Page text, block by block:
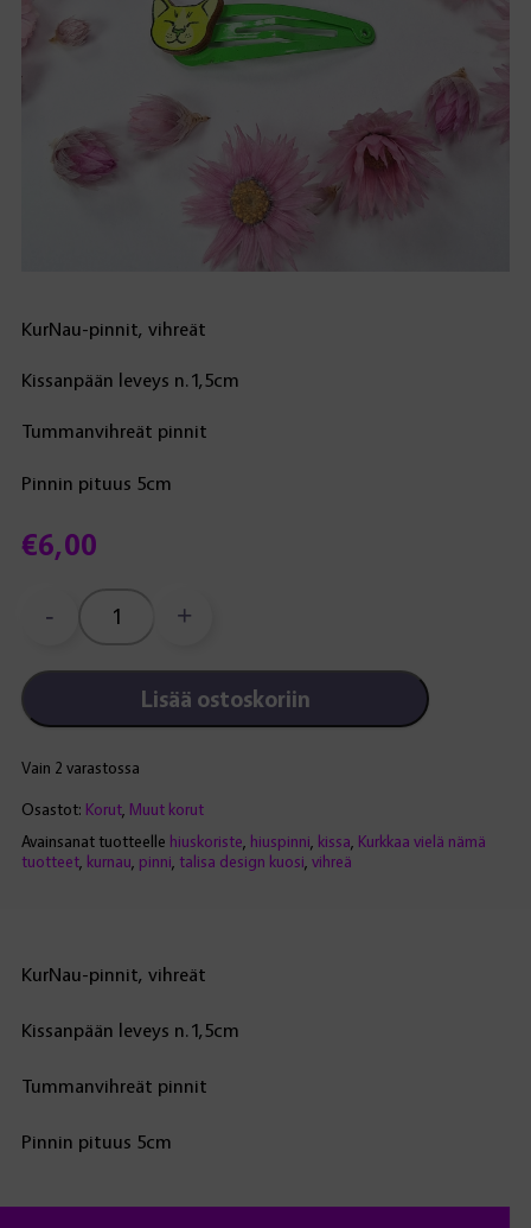
€6,00
KurNau-pinnit, vihreät
Kissanpään leveys n.1,5cm
Tummanvihreät pinnit
Pinnin pituus 5cm
Vain 2 varastossa
-
vihreät
määrä
+
Lisää ostoskoriin
Osastot: Korut, Muut korut
Avainsanat tuotteelle hiuskoriste hiuspinni kissa Kurkkaa vielä nämä
tuotteet, kurnau pinni talisa design kuosi vihreä
KurNau-pinnit, vihreät
Kissanpään leveys n.1,5cm
Tummanvihreät pinnit
Pinnin pituus 5cm